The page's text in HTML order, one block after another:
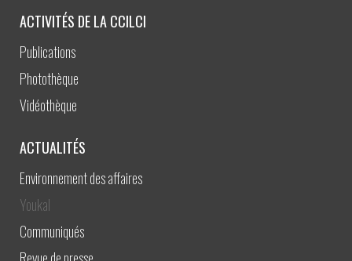
ACTIVITÉS DE LA CCILCI
Publications
Photothèque
Vidéothèque
ACTUALITÉS
Environnement des affaires
Youkal
Communiqués